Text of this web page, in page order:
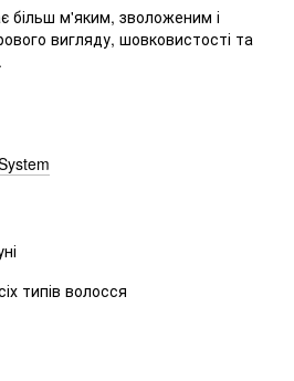
більш м'яким, зволоженим і
вигляду, шовковистості та
типів волосся